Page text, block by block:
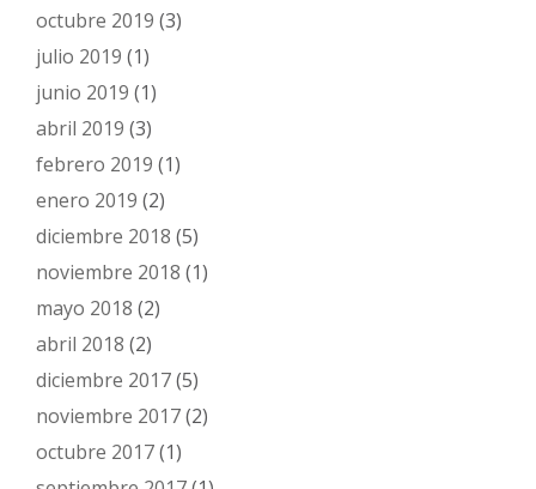
octubre 2019 (3)
julio 2019 (1)
junio 2019 (1)
abril 2019 (3)
febrero 2019 (1)
enero 2019 (2)
diciembre 2018 (5)
noviembre 2018 (1)
mayo 2018 (2)
abril 2018 (2)
diciembre 2017(5)
noviembre 2017(2)
octubre 2017(1)